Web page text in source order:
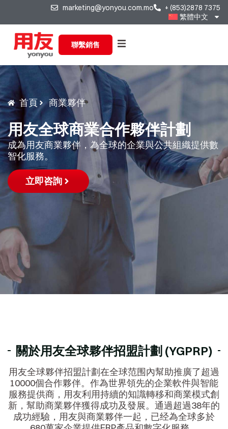
marketing@yonyou.com.mo
+ (853)2878 7375
繁體中文
聯繫銷售
首頁 商業夥伴
用友全球商業合作夥伴計劃
成為用友商業夥伴，為全球的企業與公共組織提供數
智化服務。
立即咨詢
關於用友全球夥伴招盟計劃 (YGPRP)
用友全球夥伴招盟計劃在全球范围內幫助推廣了超過
10000個合作夥伴。作為世界領先的企業軟件與智能
服務提供商，用友利用持續的知識轉移和商業模式創
新，幫助商業夥伴獲得成功及發展。通過超過38年的
成功經驗，用友與商業夥伴一起，已经為全球多於